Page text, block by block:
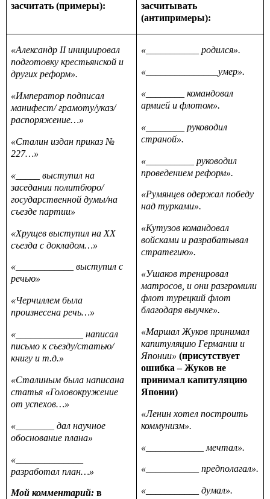
засчитать (примеры):
засчитывать
(антипримеры):
«Александр IIинициировал
подготовку крестьянской и
других реформ».
«Император подписал
манифест/ грамоту/указ/
распоряжение…»
«Сталин издан приказ №
227…»
«_____ выступил на
заседании политбюро/
государственной думы/на
съезде партии»
«Хрущев выступил на XX
съезда с докладом…»
«____________ выступил с
речью»
«Черчиллем была
произнесена речь…»
«______________ написал
письмо к съезду/статью/
книгу и т.д.»
«Сталиным была написана
статья «Головокружение
от успехов…»
«________ дал научное
обоснование плана»
«______________
разработал план…»
Мой комментарий: в
«___________ родился».
«_______________умер».
«________ командовал
армией и флотом».
«________ руководил
страной».
«__________ руководил
проведением реформ».
«Румянцев одержал победу
над турками».
«Кутузов командовал
войсками и разрабатывал
стратегию».
«Ушаков тренировал
матросов, и они разгромили
флот турецкий флот
благодаря выучке».
«Маршал Жуков принимал
капитуляцию Германии и
Японии» (присутствует
ошибка – Жуков не
принимал капитуляцию
Японии)
«Ленин хотел построить
коммунизм».
«____________ мечтал».
«___________ предполагал».
«___________ думал».